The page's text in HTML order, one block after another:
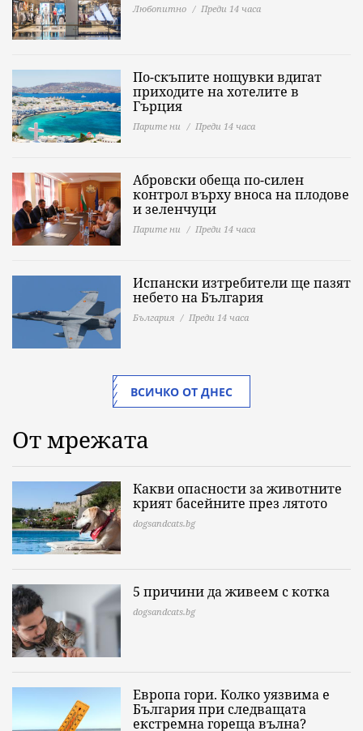
Любопитно Преди 14 часа
По-скъпите нощувки вдигат
приходите на хотелите в
Гърция
Парите ни Преди 14 часа
Абровски обеща по-силен
контрол върху вноса на плодове
и зеленчуци
Парите ни Преди 14 часа
Испански изтребители ще пазят
небето на България
България Преди 14 часа
ВСИЧКО ОТ ДНЕС
От мрежата
Какви опасности за животните
крият басейните през лятото
dogsandcats.bg
5 причини да живеем с котка
dogsandcats.bg
Европа гори. Колко уязвима е
България при следващата
екстремна гореща вълна?